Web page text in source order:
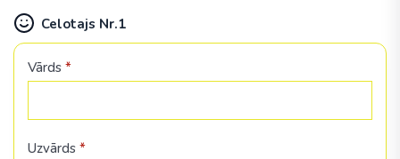
Celotajs Nr.1
Vārds *
Uzvārds *